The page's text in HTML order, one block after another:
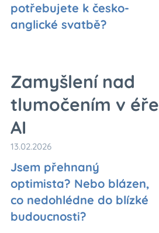
potřebujete k česko-
anglické svatbě?
Zamyšlení nad
tlumočením v éře
AI
13.02.2026
Jsem přehnaný
optimista? Nebo blázen,
co nedohlédne do blízké
budoucnosti?